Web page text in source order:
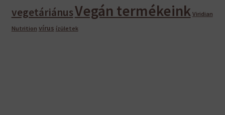
vegetáriánusVegán termékeink Viridian
Nutrition vírus ízületek